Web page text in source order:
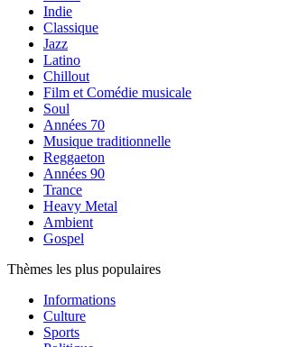
Indie
Classique
Jazz
Latino
Chillout
Film et Comédie musicale
Soul
Années 70
Musique traditionnelle
Reggaeton
Années 90
Trance
Heavy Metal
Ambient
Gospel
Thèmes les plus populaires
Informations
Culture
Sports